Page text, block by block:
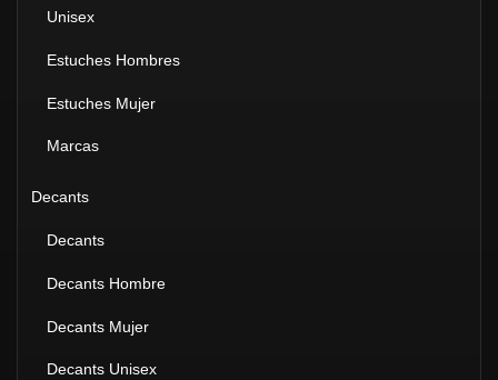
Unisex
Estuches Hombres
Estuches Mujer
Marcas
Decants
Decants
Decants Hombre
Decants Mujer
Decants Unisex